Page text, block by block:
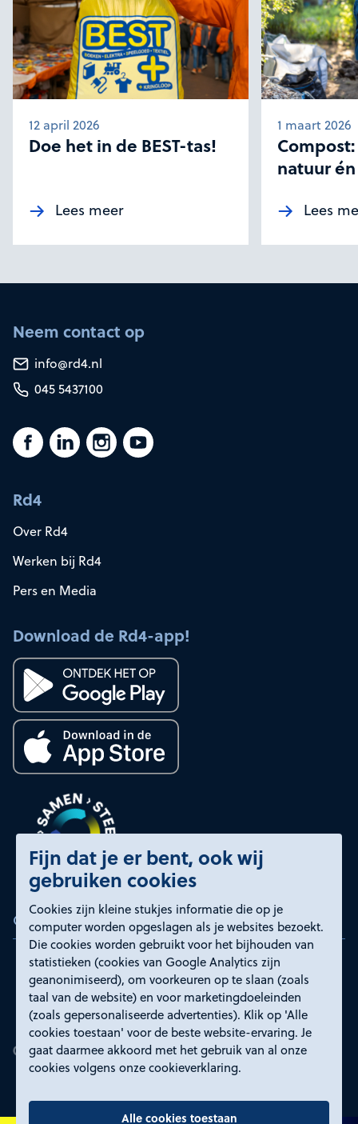
Fijn dat je er bent, ook wij
gebruiken cookies
Cookies zijn kleine stukjes informatie die op je
computer worden opgeslagen als je websites bezoekt.
Die cookies worden gebruikt voor het bijhouden van
statistieken (cookies van Google Analytics zijn
geanonimiseerd), om voorkeuren op te slaan (zoals
taal van de website) en voor marketingdoeleinden
(zoals gepersonaliseerde advertenties). Klik op 'Alle
cookies toestaan' voor de beste website-ervaring. Je
gaat daarmee akkoord met het gebruik van al onze
cookies volgens onze cookieverklaring.
Alle cookies toestaan
Doe het in de BEST-tas!
12 april 2026
Lees meer
natuur
1 maart 2026
Lees
Neem contact op
info@rd4.nl
045 5437100
Rd4
Over Rd4
Werken bij Rd4
Pers en Media
Download de Rd4-app!
Certificeringen